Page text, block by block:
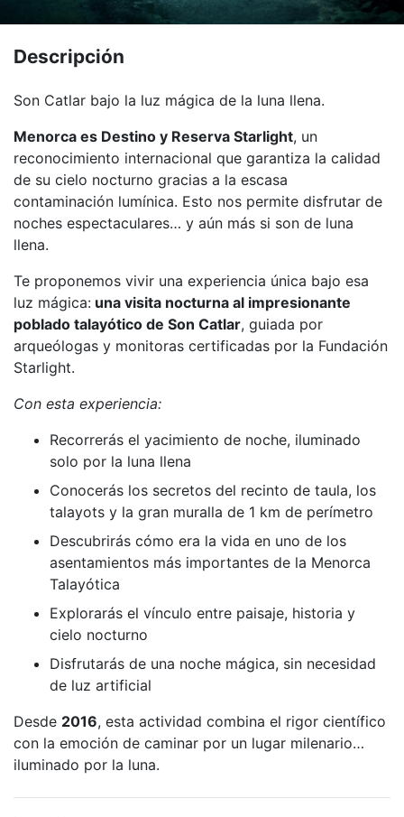
Descripción
Son Catlar bajo la luz mágica de la luna llena.
Menorca es Destino y Reserva Starlight, un
reconocimiento internacional que garantiza la calidad
de su cielo nocturno gracias a la escasa
contaminación lumínica. Esto nos permite disfrutar de
noches espectaculares… y aún más si son de luna
llena.
Te proponemos vivir una experiencia única bajo esa
luz mágica: una visita nocturna al impresionante
poblado talayótico de Son Catlar, guiada por
arqueólogas y monitoras certificadas por la Fundación
Starlight.
Con esta experiencia:
Recorrerás el yacimiento de noche, iluminado
solo por la luna llena
Conocerás los secretos del recinto de taula, los
talayots y la gran muralla de 1 km de perímetro
Descubrirás cómo era la vida en uno de los
asentamientos más importantes de la Menorca
Talayótica
Explorarás el vínculo entre paisaje, historia y
cielo nocturno
Disfrutarás de una noche mágica, sin necesidad
de luz artificial
Desde 2016, esta actividad combina el rigor científico
con la emoción de caminar por un lugar milenario…
iluminado por la luna.